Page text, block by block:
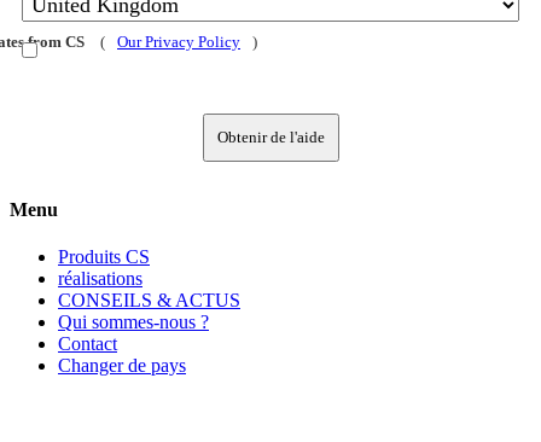
from CS ( Our Privacy Policy )
Obtenir de l'aide
Menu
Produits CS
réalisations
CONSEILS & ACTUS
Qui sommes-nous ?
Contact
Changer de pays